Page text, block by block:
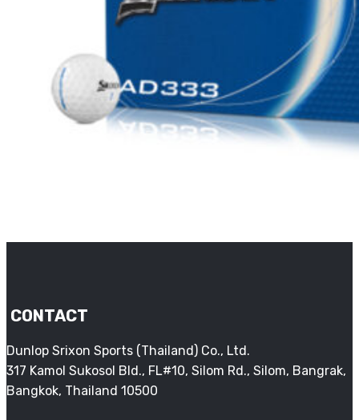
CONTACT
Dunlop Srixon Sports (Thailand) Co., Ltd.
317 Kamol Sukosol Bld., FL#10, Silom Rd., Silom, Bangrak,
Bangkok, Thailand 10500